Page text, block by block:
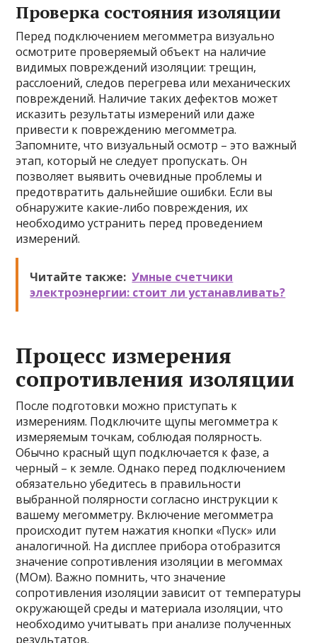
Проверка состояния изоляции
Перед подключением мегомметра визуально
осмотрите проверяемый объект на наличие
видимых повреждений изоляции: трещин,
расслоений, следов перегрева или механических
повреждений. Наличие таких дефектов может
исказить результаты измерений или даже
привести к повреждению мегомметра.
Запомните, что визуальный осмотр – это важный
этап, который не следует пропускать. Он
позволяет выявить очевидные проблемы и
предотвратить дальнейшие ошибки. Если вы
обнаружите какие-либо повреждения, их
необходимо устранить перед проведением
измерений.
Читайте также: Умные счетчики
электроэнергии: стоит ли устанавливать?
Процесс измерения
сопротивления изоляции
После подготовки можно приступать к
измерениям. Подключите щупы мегомметра к
измеряемым точкам, соблюдая полярность.
Обычно красный щуп подключается к фазе, а
черный – к земле. Однако перед подключением
обязательно убедитесь в правильности
выбранной полярности согласно инструкции к
вашему мегомметру. Включение мегомметра
происходит путем нажатия кнопки «Пуск» или
аналогичной. На дисплее прибора отобразится
значение сопротивления изоляции в мегоммах
(МОм). Важно помнить, что значение
сопротивления изоляции зависит от температуры
окружающей среды и материала изоляции, что
необходимо учитывать при анализе полученных
результатов.